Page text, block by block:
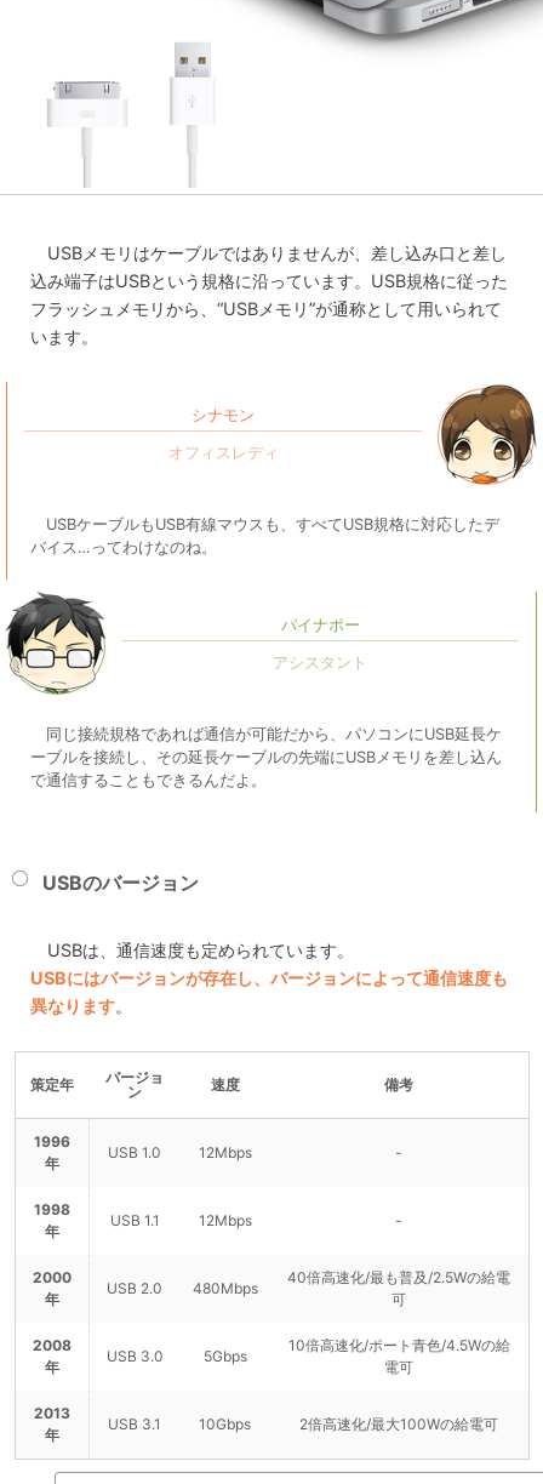
USBメモリはケーブルではありませんが、差し込み口と差し
込み端子はUSBという規格に沿っています。USB規格に従った
フラッシュメモリから、“USBメモリ”が通称として用いられて
います。
シナモン
USBケーブルもUSB有線マウスも、すべてUSB規格に対応したデ
バイス…ってわけなのね。
パイナポー
同じ接続規格であれば通信が可能だから、パソコンにUSB延長ケ
ーブルを接続し、その延長ケーブルの先端にUSBメモリを差し込ん
で通信することもできるんだよ。
USBのバージョン
USBは、通信速度も定められています。
USBにはバージョンが存在し、バージョンによって通信速度も
異なります。
策定年
バージョ
ン
速度 備考
1996
年
USB 1.0 12Mbps -
1998
年
USB 1.1 12Mbps -
2000
年
USB 2.0 480Mbps
40倍高速化/最も普及/2.5Wの給電
可
2008
年
USB 3.0 5Gbps
10倍高速化/ポート青色/4.5Wの給
電可
2013
年
USB 3.1 10Gbps 2倍高速化/最大100Wの給電可